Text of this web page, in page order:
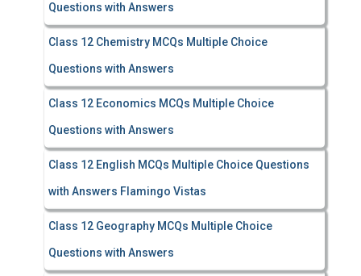
Questions with Answers
Class 12 Chemistry MCQs Multiple Choice
Questions with Answers
Class 12 Economics MCQs Multiple Choice
Questions with Answers
Class 12 English MCQs Multiple Choice Questions
with Answers Flamingo Vistas
Class 12 Geography MCQs Multiple Choice
Questions with Answers